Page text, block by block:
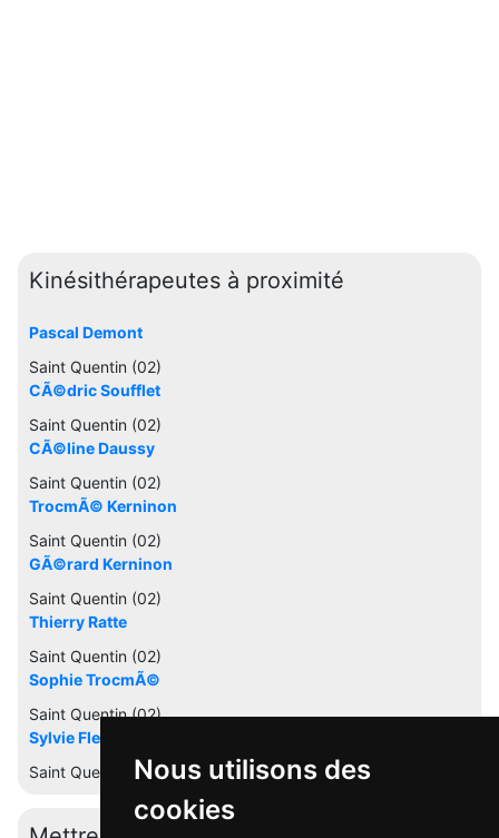
Nous utilisons des
cookies
Kinésithérapeutes à proximité
Pascal Demont
Saint Quentin (02)
CÃ©dric Soufflet
Saint Quentin (02)
CÃ©line Daussy
Saint Quentin (02)
TrocmÃ© Kerninon
Saint Quentin (02)
GÃ©rard Kerninon
Saint Quentin (02)
Thierry Ratte
Saint Quentin (02)
Sophie TrocmÃ©
Saint Quentin (02)
Sylvie Flers
Saint Quentin (02)